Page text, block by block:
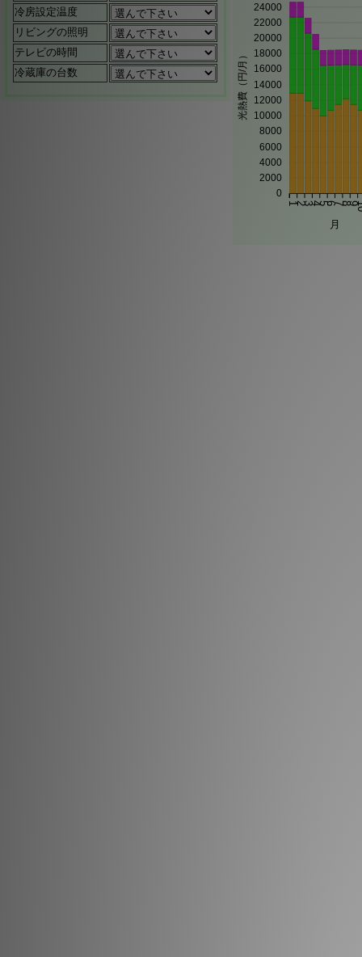
冷房設定温度
リビングの照明
テレビの時間
冷蔵庫の台数
123456789
0
2000
4000
6000
8000
10000
12000
14000
16000
18000
20000
22000
24000
月
光熱費（円/月）